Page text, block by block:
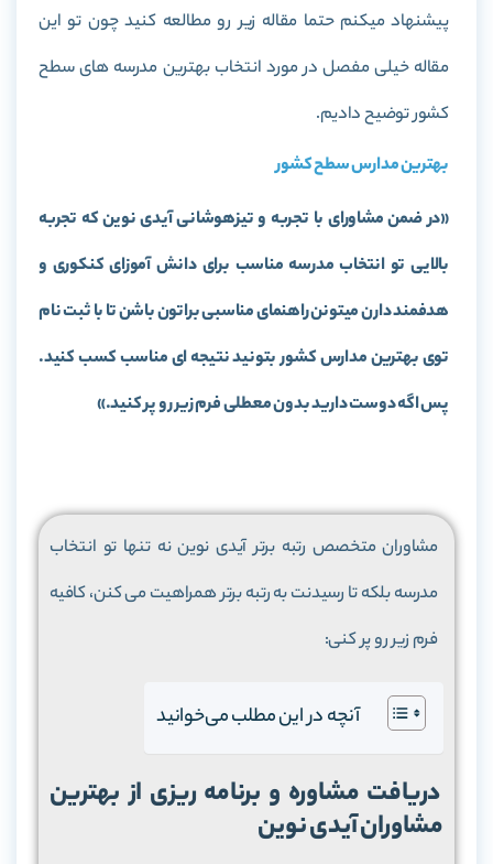
پیشنهاد میکنم حتما مقاله زیر رو مطالعه کنید چون تو این
مقاله خیلی مفصل در مورد انتخاب بهترین مدرسه های سطح
کشور توضیح دادیم.
بهترین مدارس سطح کشور
«در ضمن مشاورای با تجربه و تیزهوشانی آیدی نوین که تجربه
بالایی تو انتخاب مدرسه مناسب برای دانش آموزای کنکوری و
هدفمند دارن میتونن راهنمای مناسبی براتون باشن تا با ثبت نام
توی بهترین مدارس کشور بتونید نتیجه ای مناسب کسب کنید.
پس اگه دوست دارید بدون معطلی فرم زیر رو پر کنید.»
مشاوران متخصص رتبه برتر آیدی نوین نه تنها تو انتخاب
مدرسه بلکه تا رسیدنت به رتبه برتر همراهیت می کنن، کافیه
فرم زیر رو پر کنی:
آنچه در این مطلب می‌خوانید
دریافت مشاوره و برنامه ریزی از بهترین
مشاوران آیدی نوین